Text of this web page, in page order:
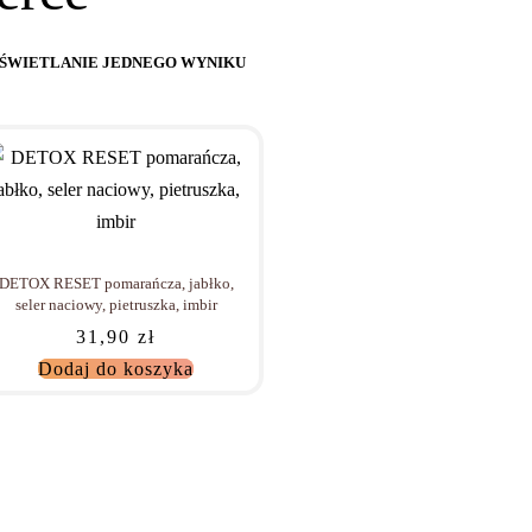
JEDNEGO WYNIKU
RESET pomarańcza, jabłko,
seler naciowy, pietruszka, imbir
31,90zł
Dodaj do koszyka